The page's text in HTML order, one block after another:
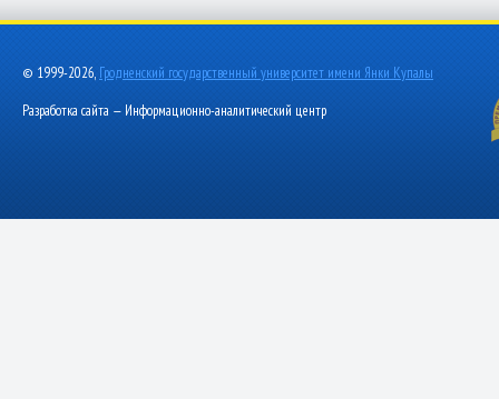
© 1999-2026, Гродненский государственный университет имени Янки Купалы
Разработка сайта — Информационно-аналитический центр